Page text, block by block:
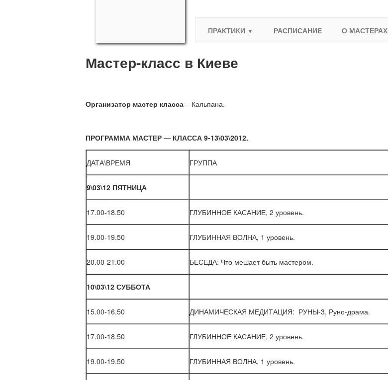
ПРАКТИКИ
РАСПИСАНИЕ О МАСТЕРАХ
Мастер-класс в Киеве
Организатор мастер класса – Кальпана.
ПРОГРАММА МАСТЕР — КЛАССА 9-13\03\2012.
ДАТА\ВРЕМЯ ГРУППА
9\03\12 ПЯТНИЦА
17.00-18.50 ГЛУБИННОЕ КАСАНИЕ, 2 уровень.
19.00-19.50 ГЛУБИННАЯ ВОЛНА, 1 уровень.
20.00-21.00 БЕСЕДА: Что мешает быть мастером.
10\03\12 СУББОТА
15.00-16.50 ДИНАМИЧЕСКАЯ МЕДИТАЦИЯ: РУНЫ-3, Руно-драма.
17.00-18.50 ГЛУБИННОЕ КАСАНИЕ, 2 уровень.
19.00-19.50 ГЛУБИННАЯ ВОЛНА, 1 уровень.